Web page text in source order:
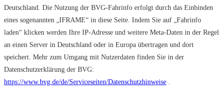
Deutschland. Die Nutzung der BVG-Fahrinfo erfolgt durch das Einbinden
eines sogenannten „IFRAME“ in diese Seite. Indem Sie auf „Fahrinfo
laden“ klicken werden Ihre IP-Adresse und weitere Meta-Daten in der Regel
an einen Server in Deutschland oder in Europa übertragen und dort
speichert. Mehr zum Umgang mit Nutzerdaten finden Sie in der
Datenschutzerklärung der BVG:
https://www.bvg.de/de/Serviceseiten/Datenschutzhinweise .